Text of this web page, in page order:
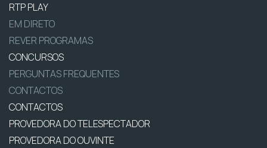
RTP PLAY
EM DIRETO
REVER PROGRAMAS
CONCURSOS
PERGUNTAS FREQUENTES
CONTACTOS
CONTACTOS
PROVEDORA DO TELESPECTADOR
PROVEDORA DO OUVINTE